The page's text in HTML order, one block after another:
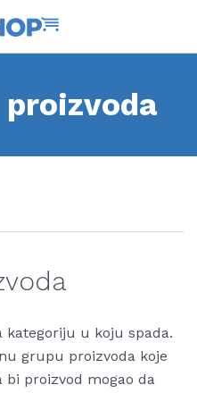
kategoriju u koju spada.
grupu proizvoda koje
bi proizvod mogao da